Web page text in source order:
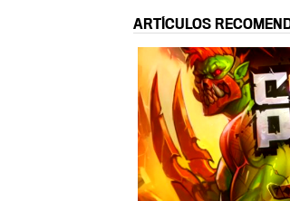
ARTÍCULOS